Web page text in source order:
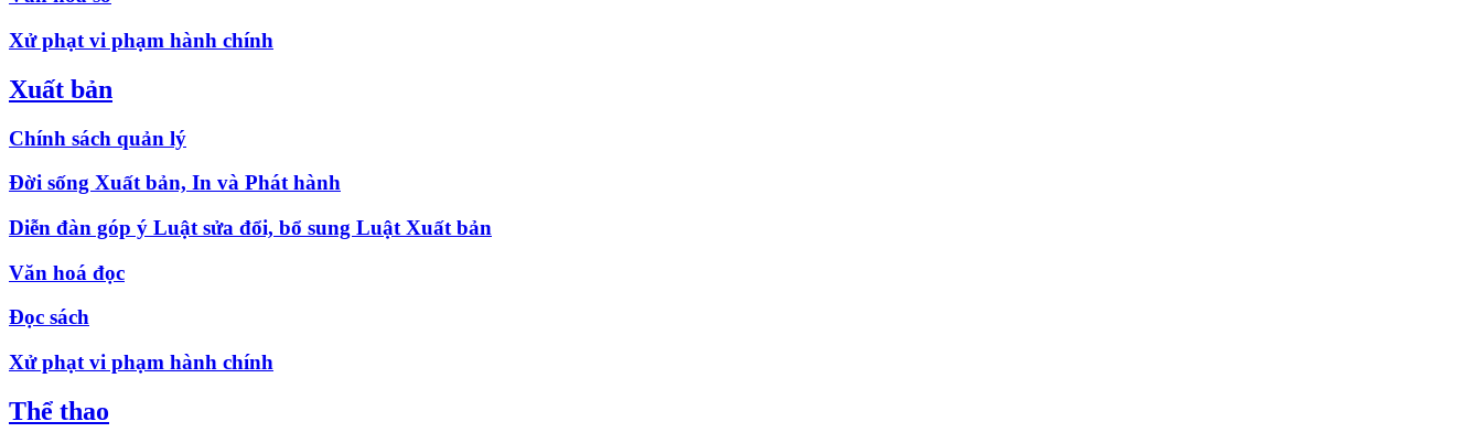
Xử phạt vi phạm hành chính
Xuất bản
Chính sách quản lý
Đời sống Xuất bản, In và Phát hành
Diễn đàn góp ý Luật sửa đổi, bổ sung Luật Xuất bản
Văn hoá đọc
Đọc sách
Xử phạt vi phạm hành chính
Thể thao